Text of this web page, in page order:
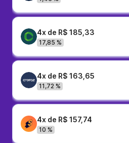
4x de R$ 185,33
17,85 %
4x de R$ 163,65
11,72 %
4x de R$ 157,74
10 %